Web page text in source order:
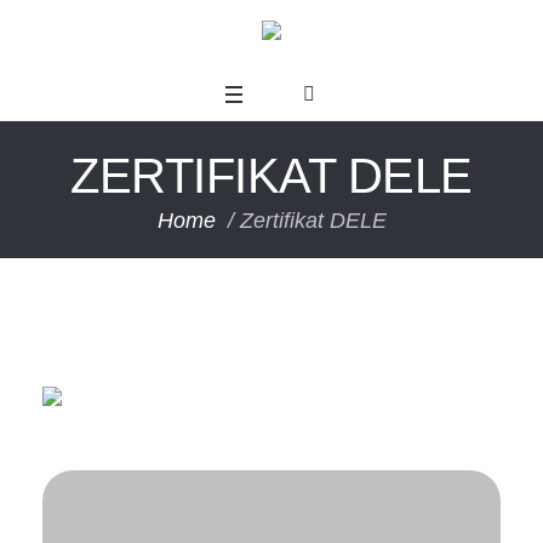
ZERTIFIKAT DELE
Home /Zertifikat DELE